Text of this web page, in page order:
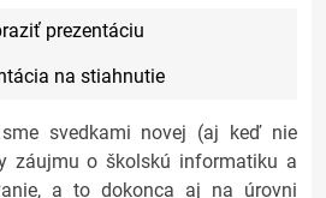
prezentáciu
na stiahnutie
svedkami novej (aj keď nie
záujmu o školskú informatiku a
a to dokonca aj na úrovni